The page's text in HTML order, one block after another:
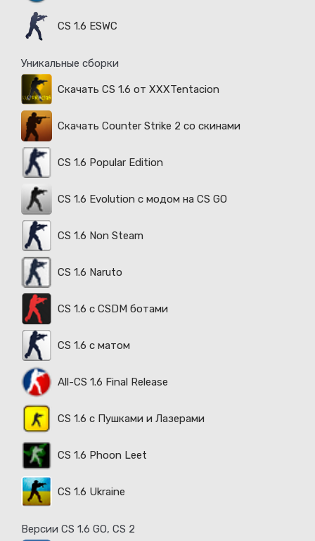
CS 1.6 ESWC
Уникальные сборки
Скачать CS 1.6 от XXXTentacion
Скачать Counter Strike 2 со скинами
CS 1.6 Popular Edition
CS 1.6 Evolution с модом на CS GO
CS 1.6 Non Steam
CS 1.6 Naruto
CS 1.6 с CSDM ботами
CS 1.6 с матом
All-CS 1.6 Final Release
CS 1.6 с Пушками и Лазерами
CS 1.6 Phoon Leet
CS 1.6 Ukraine
Версии CS 1.6 GO, CS 2